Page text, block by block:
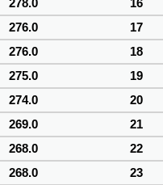
278.0
16
276.0
17
276.0
18
275.0
19
274.0
20
269.0
21
268.0
22
268.0
23